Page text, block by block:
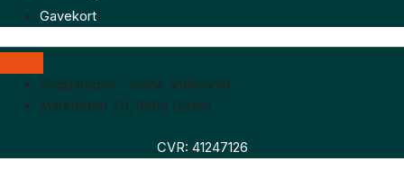
Gavekort
Boggaragen – online antikvariat
Marktoften 7H, 8464 Galten
CVR: 41247126